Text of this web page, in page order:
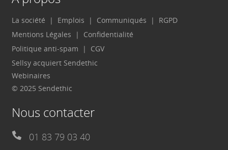
La société Emplois Communiqués
RGPD
Mentions Légales
Confidentialité
Politique anti-spam
CGV
Sellsy acquiert Sendethic
Webinaires
© 2025 Sendethic
Nous contacter
01 83 79 03 40